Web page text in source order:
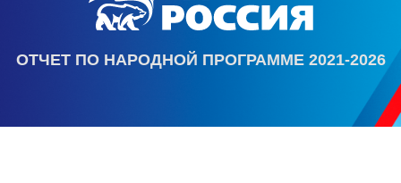
ОТЧЕТ ПО НАРОДНОЙ ПРОГРАММЕ 2021-2026